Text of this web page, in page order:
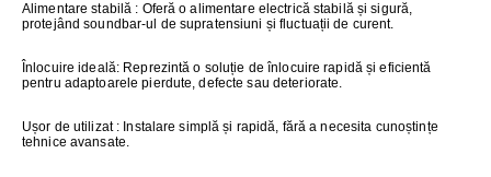
Alimentare stabilă : Oferă o alimentare electrică stabilă și sigură,
protejând soundbar-ul de supratensiuni și fluctuații de curent.
Înlocuire ideală: Reprezintă o soluție de înlocuire rapidă și eficientă
pentru adaptoarele pierdute, defecte sau deteriorate.
Ușor de utilizat: Instalare simplă și rapidă, fără a necesita cunoștințe
tehnice avansate.